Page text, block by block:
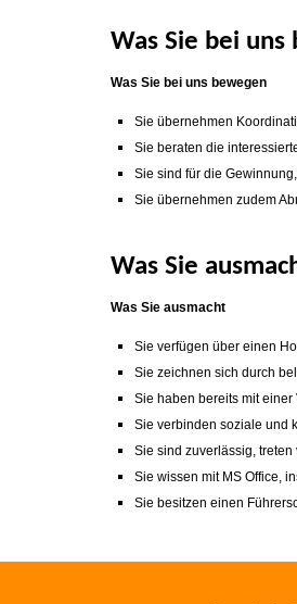
Was Sie bei uns
Was Sie bei uns bewegen
Sie übernehmen
Sie beraten die
Sie sind für die
Sie übernehmen zudem
Was Sie
Was Sie ausmacht
Sie verfügen über einen
Sie zeichnen sich durch
Sie haben bereits mit
Sie verbinden soziale und
Sie sind zuverlässig,
Sie wissen mit MS Office,
Sie besitzen einen